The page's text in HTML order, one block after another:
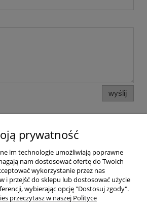
wyślij
Pomoc
Dostawa
Moje konto
prywatność
im technologie umożliwiają poprawne
nam dostosować ofertę do Twoich
wykorzystanie przez nas
i przejść do sklepu lub dostosować użycie
wybierając opcję "Dostosuj zgody".
przeczytasz w naszej Polityce